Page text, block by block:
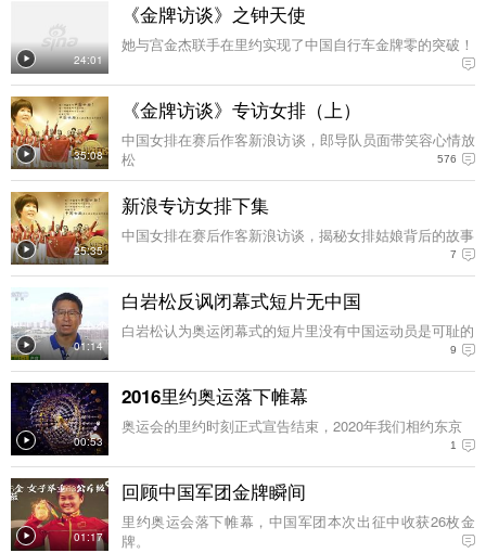
24:01
《金牌访谈》之钟天使
她与宫金杰联手在里约实现了中国自行车金牌零的突破！
35:08
《金牌访谈》专访女排（上）
中国女排在赛后作客新浪访谈，郎导队员面带笑容心情放
松
576
25:35
新浪专访女排下集
中国女排在赛后作客新浪访谈，揭秘女排姑娘背后的故事
7
01:14
白岩松反讽闭幕式短片无中国
白岩松认为奥运闭幕式的短片里没有中国运动员是可耻的
9
00:53
2016里约奥运落下帷幕
奥运会的里约时刻正式宣告结束，2020年我们相约东京
1
01:17
回顾中国军团金牌瞬间
里约奥运会落下帷幕，中国军团本次出征中收获26枚金
牌。